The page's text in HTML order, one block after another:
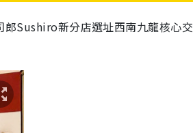
Sushiro新分店選址西南九龍核心交